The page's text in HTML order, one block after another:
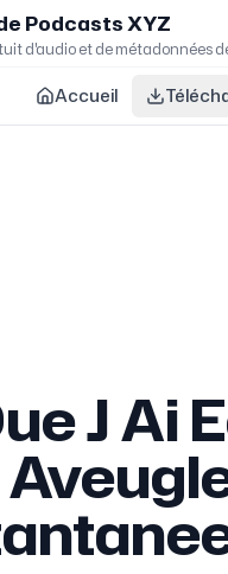
Podcasts XYZ
d'audio et de métadonnées
Accueil
J Ai